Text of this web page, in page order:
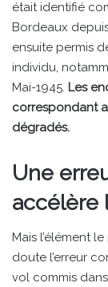
était identifié
Bordeaux
ensuite permis
individu,
Mai-1945. Les
correspondant
dégradés.
Une
accélère
Mais l’élément
doute l’erreur
vol commis